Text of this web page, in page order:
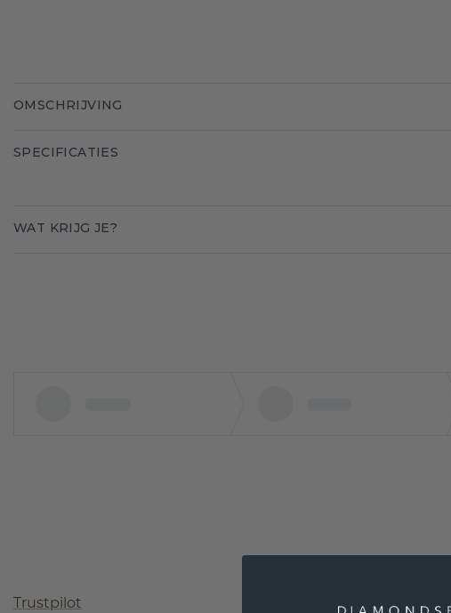
OMSCHRIJVING
SPECIFICATIES
WAT KRIJG JE?
Trustpilot